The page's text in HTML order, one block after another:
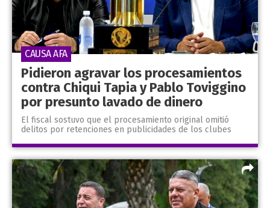
Pidieron agravar los procesamientos
contra Chiqui Tapia y Pablo Toviggino
por presunto lavado de dinero
El fiscal sostuvo que el procesamiento original omitió
delitos por retenciones en publicidades de los clubes
CAUSA AFA